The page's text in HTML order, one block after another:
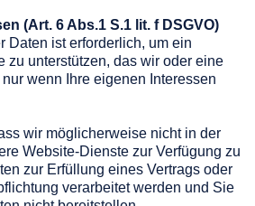
(Art. 6 Abs.1 S.1 lit. f DSGVO)
Daten ist erforderlich, um ein
zu unterstützen, das wir oder eine
wenn Ihre eigenen Interessen
wir möglicherweise nicht in der
Website-Dienste zur Verfügung zu
zur Erfüllung eines Vertrags oder
verarbeitet werden und Sie